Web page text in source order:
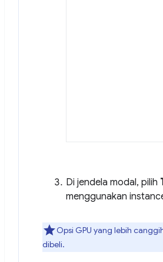
Di jendela modal, pilih
menggunakan
Opsi GPU yang lebih
dibeli.